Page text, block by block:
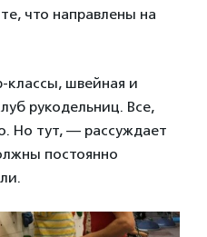
что направлены на
классы, швейная и
рукодельниц. Все,
Но тут, — рассуждает
постоянно